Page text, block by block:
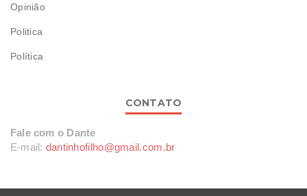
Opinião
Politica
Política
CONTATO
Fale com o Dante
E-mail: dantinhofilho@gmail.com.br